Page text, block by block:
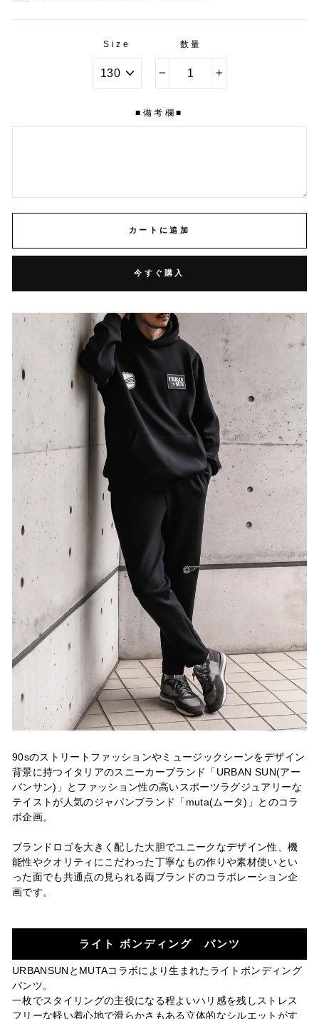
金
料
Size 数量
■備考欄■
カートに追加
今すぐ購入
90sのストリートファッションやミュージックシーンをデザイン
背景に持つイタリアのスニーカーブランド「URBAN SUN(アー
バンサン)」とファッション性の高いスポーツラグジュアリーな
テイストが人気のジャパンブランド「muta(ムータ)」とのコラ
ボ企画。
ブランドロゴを大きく配した大胆でユニークなデザイン性、機
能性やクオリティにこだわった丁寧なもの作りや素材使い とい
った面でも共通点の見られる両ブランドのコラボレーション企
画です。
ライト ボンディング パンツ
URBANSUNとMUTAコラボにより生まれたライトボンディング
パンツ。
一枚でスタイリングの主役になる程よいハリ感を残しストレス
フリーな軽い着心地で滑らかさもある立体的なシルエットがす